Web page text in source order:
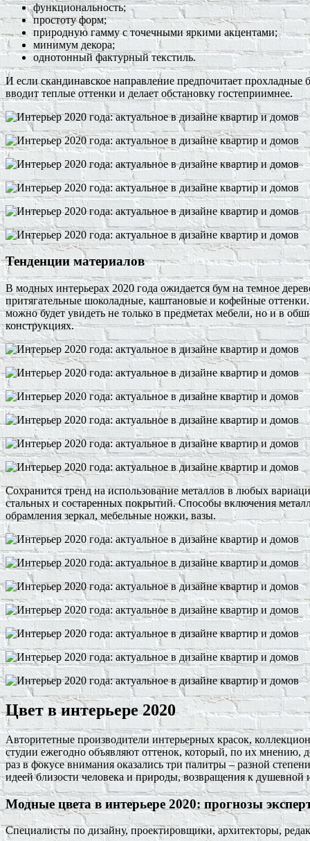
функциональность;
простоту форм;
природную гамму с точечными яркими акцентами;
минимум декора;
однотонный фактурный текстиль.
И если скандинавское направление предпочитает прохладные
вводит теплые оттенки и делает обстановку гостеприимнее.
Тенденции материалов
В модных интерьерах 2020 года ожидается бум на темное
притягательные шоколадные, каштановые и кофейные
можно будет увидеть не только в предметах мебели, но и в
конструкциях.
Сохранится тренд на использование металлов в любых
стальных и состаренных покрытий. Способы включения
обрамления зеркал, мебельные ножки, вазы.
Цвет в интерьере 2020
Авторитетные производители интерьерных красок,
студии ежегодно объявляют оттенок, который, по их мнению,
раз в фокусе внимания оказались три палитры – разной
идеей близости человека и природы, возвращения к душевной
Модные цвета в интерьере 2020: прогнозы
Специалисты по дизайну, проектировщики, архитекторы,